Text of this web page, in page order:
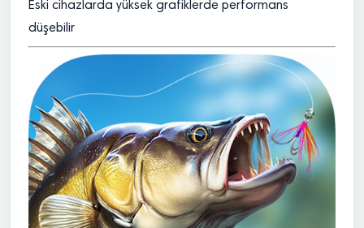
Eski cihazlarda yüksek grafiklerde performans
düşebilir